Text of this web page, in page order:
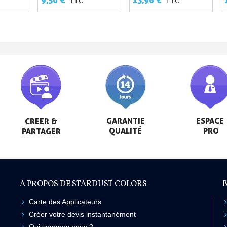
Livraison sous 24
Inscription à la
SOFUBI
CREER &
PARTAGER
GARANTIE
QUALITÉ
ESPACE
PRO
A PROPOS DE STARDUST COLORS
Carte des Applicateurs
Créer votre devis instantanément